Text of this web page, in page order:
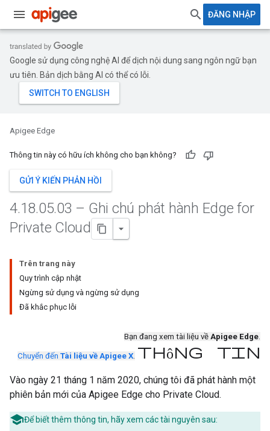
ĐĂNG NHẬP
Google sử dụng công nghệ AI để dịch nội dung sang ngôn ngữ bạn
ưu tiên. Bản dịch bằng AI có thể có lỗi.
Apigee Edge
Thông tin này có hữu ích không cho bạn không?
GỬI Ý KIẾN PHẢN HỒI
4.18.05.03 – Ghi chú phát hành Edge for
Private Cloud
Trên trang này
Quy trình cập nhật
Ngừng sử dụng và ngừng sử dụng
Đã khắc phục lỗi
Bạn đang xem tài liệu về Apigee Edge.
Chuyển đến Tài liệu về Apigee X. thông tin
Vào ngày 21 tháng 1 năm 2020, chúng tôi đã phát hành một
phiên bản mới của Apigee Edge cho Private Cloud.
Để biết thêm thông tin, hãy xem các tài nguyên sau: